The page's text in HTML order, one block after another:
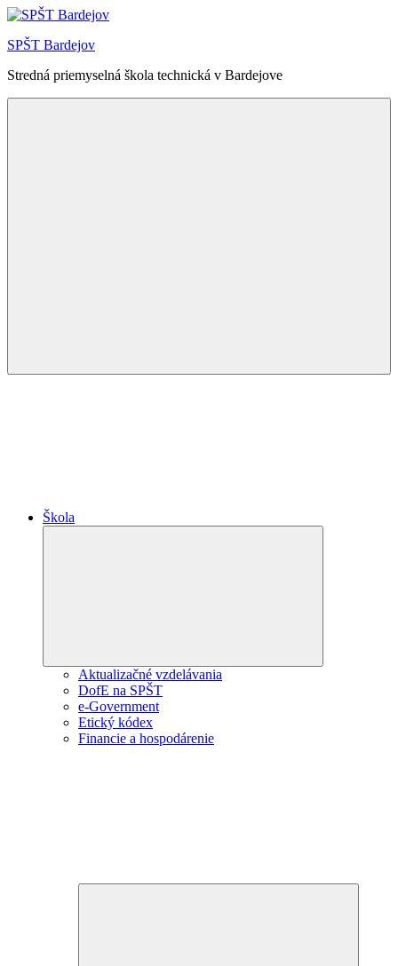
Skip
content
SPŠT Bardejov
Stredná priemyselná škola technická v Bardejove
Škola
Aktualizačné vzdelávania
DofE na SPŠT
e-Government
Etický kódex
Financie a hospodárenie